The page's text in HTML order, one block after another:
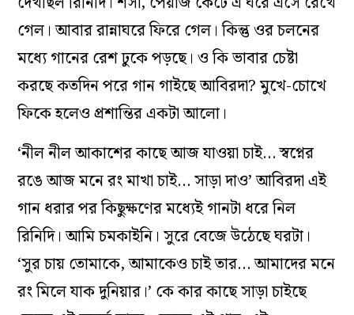
গেল। আবার রান্নাঘরে ফিরে গেল। কিন্তু ওর চলনের
মধ্যে গানের রেশ ঢুকে পড়ছে। ও কি ভাবার চেষ্টা
করছে কতদিন পরে গান গাইছে আবিরদা? মুখে-চোখে
ফিকে হলেও প্রশান্তির একটা আলো।
‘নীল নীল আকাশের কাছে আজ যাওয়া চাই… স্বপ্নের
রঙে আজ মনে রং মাখা চাই… সাড়া দাও’ আবিরদা এই
গান ধরার পর কিছুক্ষণের মধ্যেই গানটা ধরে নিল
রিনিদি। আমি চমকাইনি। সুরে বেজে উঠেছে ঘরটা।
‘সুর চায় তোমাকে, আমাকেও চাই তার… আমাদের মনে
রং মিলে যাক দুনিয়ার।’ কে কার কাছে সাড়া চাইছে